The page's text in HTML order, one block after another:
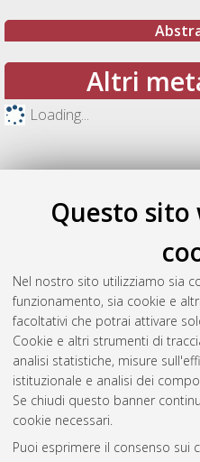
Questo sito
Nel nostro sito utilizziamo sia
funzionamento, sia cookie e
facoltativi che potrai attivare
Cookie e altri strumenti di
analisi statistiche, misure
istituzionale e analisi dei
Se chiudi questo banner
cookie necessari.
Puoi esprimere il consenso sui
Altri
Loading...
Gestione del
Atom
Rss 1.0